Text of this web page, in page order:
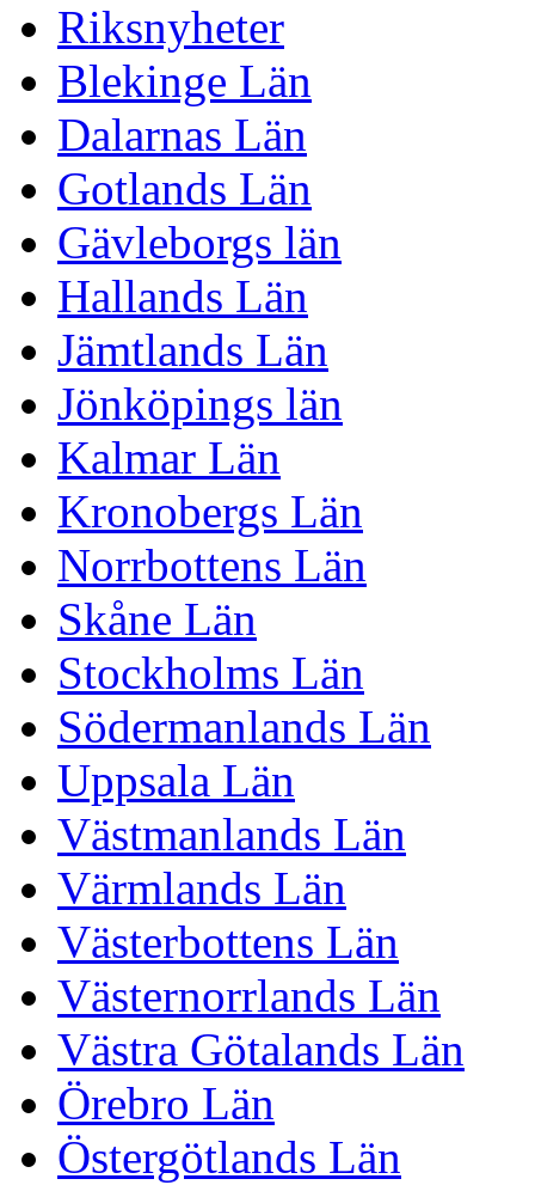
Riksnyheter
Blekinge Län
Dalarnas Län
Gotlands Län
Gävleborgs län
Hallands Län
Jämtlands Län
Jönköpings län
Kalmar Län
Kronobergs Län
Norrbottens Län
Skåne Län
Stockholms Län
Södermanlands Län
Uppsala Län
Västmanlands Län
Värmlands Län
Västerbottens Län
Västernorrlands Län
Västra Götalands Län
Örebro Län
Östergötlands Län